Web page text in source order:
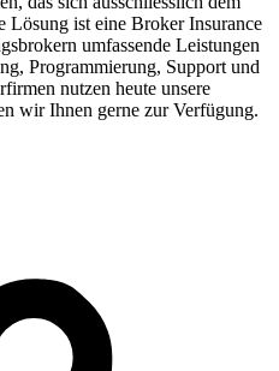
Lösung ist eine Broker Insurance
umfassende Leistungen
Programmierung, Support und
nutzen heute unsere
wir Ihnen gerne zur Verfügung.